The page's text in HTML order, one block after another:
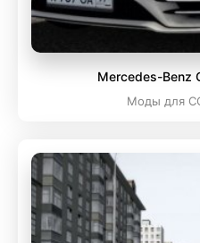
Mercedes-Benz
Моды для